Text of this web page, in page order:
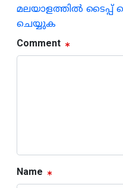
മലയാളത്തില്‍ ടൈപ്പ്
ചെയ്യുക
Comment
Name